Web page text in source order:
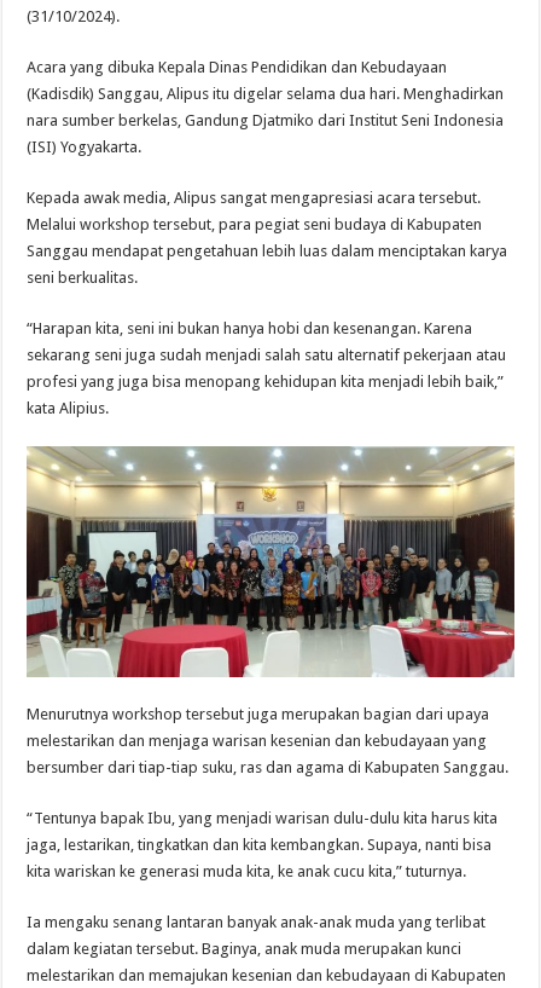
(31/10/2024).
Acara yang dibuka Kepala Dinas Pendidikan dan Kebudayaan
(Kadisdik) Sanggau, Alipus itu digelar selama dua hari. Menghadirkan
nara sumber berkelas, Gandung Djatmiko dari Institut Seni Indonesia
(ISI) Yogyakarta.
Kepada awak media, Alipus sangat mengapresiasi acara tersebut.
Melalui workshop tersebut, para pegiat seni budaya di Kabupaten
Sanggau mendapat pengetahuan lebih luas dalam menciptakan karya
seni berkualitas.
“Harapan kita, seni ini bukan hanya hobi dan kesenangan. Karena
sekarang seni juga sudah menjadi salah satu alternatif pekerjaan atau
profesi yang juga bisa menopang kehidupan kita menjadi lebih baik,”
kata Alipius.
Menurutnya workshop tersebut juga merupakan bagian dari upaya
melestarikan dan menjaga warisan kesenian dan kebudayaan yang
bersumber dari tiap-tiap suku, ras dan agama di Kabupaten Sanggau.
“Tentunya bapak Ibu, yang menjadi warisan dulu-dulu kita harus kita
jaga, lestarikan, tingkatkan dan kita kembangkan. Supaya, nanti bisa
kita wariskan ke generasi muda kita, ke anak cucu kita,” tuturnya.
Ia mengaku senang lantaran banyak anak-anak muda yang terlibat
dalam kegiatan tersebut. Baginya, anak muda merupakan kunci
melestarikan dan memajukan kesenian dan kebudayaan di Kabupaten